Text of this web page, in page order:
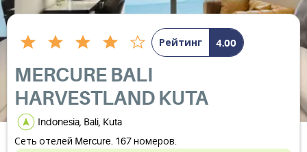
Рейтинг 4.00
MERCURE BALI
HARVESTLAND KUTA
Indonesia, Bali, Kuta
Сеть отелей Mercure. 167 номеров.